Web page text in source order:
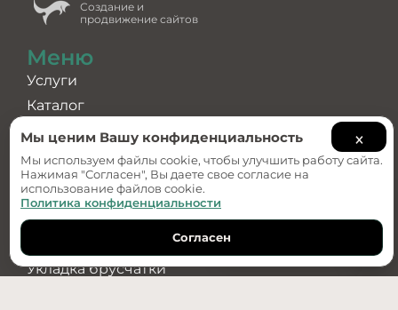
Создание и
продвижение сайтов
Меню
Услуги
Каталог
О компании
Примеры работ
Услуги
Ландшафтный дизайн
Укладка брусчатки
Обратный звонок
×
Мы ценим Вашу конфиденциальность
Мы используем файлы cookie, чтобы улучшить работу сайта.
Нажимая "Согласен", Вы даете свое согласие на
использование файлов cookie.
Политика конфиденциальности
Согласен